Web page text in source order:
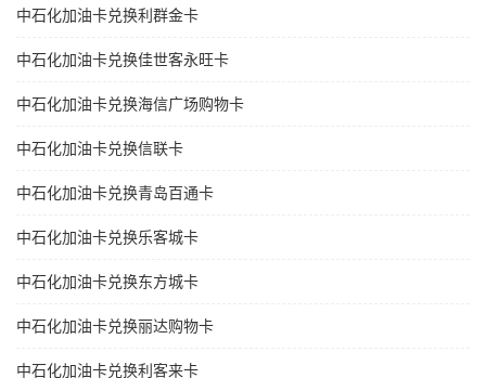
中石化加油卡兑换利群金卡
中石化加油卡兑换佳世客永旺卡
中石化加油卡兑换海信广场购物卡
中石化加油卡兑换信联卡
中石化加油卡兑换青岛百通卡
中石化加油卡兑换乐客城卡
中石化加油卡兑换东方城卡
中石化加油卡兑换丽达购物卡
中石化加油卡兑换利客来卡